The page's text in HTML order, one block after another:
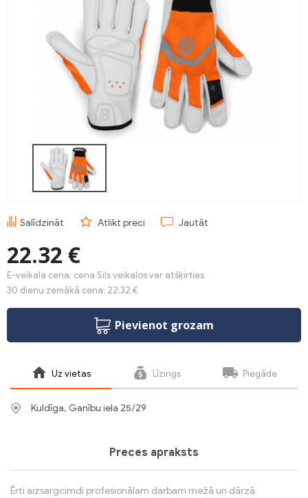
Salīdzināt Atlikt preci Jautāt
22.32 €
E-veikala cena, cena Sils veikalos var atšķirties
30 dienu zemākā cena: 22.32 €
Pievienot grozam
Uz vietas Līzings Piegāde
Kuldīga, Ganību iela 25/29
Preces apraksts
Ērti aizsargcimdi profesionālam darbam mežā un dārzā.